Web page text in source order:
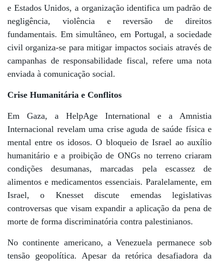
e Estados Unidos, a organização identifica um padrão de
negligência, violência e reversão de direitos
fundamentais. Em simultâneo, em Portugal, a sociedade
civil organiza-se para mitigar impactos sociais através de
campanhas de responsabilidade fiscal, refere uma nota
enviada à comunicação social.
Crise Humanitária e Conflitos
Em Gaza, a HelpAge International e a Amnistia
Internacional revelam uma crise aguda de saúde física e
mental entre os idosos. O bloqueio de Israel ao auxílio
humanitário e a proibição de ONGs no terreno criaram
condições desumanas, marcadas pela escassez de
alimentos e medicamentos essenciais. Paralelamente, em
Israel, o Knesset discute emendas legislativas
controversas que visam expandir a aplicação da pena de
morte de forma discriminatória contra palestinianos.
No continente americano, a Venezuela permanece sob
tensão geopolítica. Apesar da retórica desafiadora da